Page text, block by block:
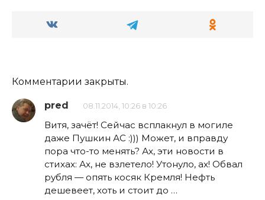
Комментарии закрыты.
pred 08.11.2014, 10:26 в 10:26
Витя, зачёт! Сейчас всплакнул в могиле
даже Пушкин АС :))) Может, и вправду
пора что-то менять? Ах, эти новости в
стихах: Ах, не взлетело! Утонуло, ах! Обвал
рубля — опять косяк Кремля! Нефть
дешевеет, хоть и стоит до …